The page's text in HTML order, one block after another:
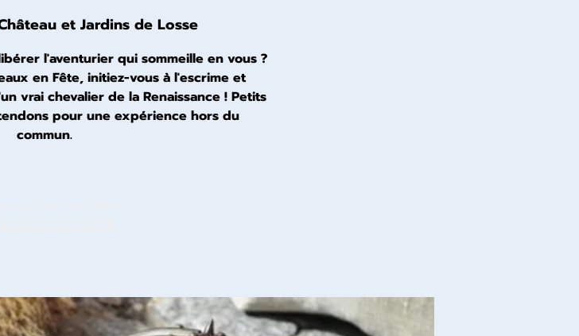
et Jardins de Losse
l'aventurier qui sommeille en vous ?
en Fête, initiez-vous à l'escrime et
vrai chevalier de la Renaissance ! Petits
pour une expérience hors du
commun.